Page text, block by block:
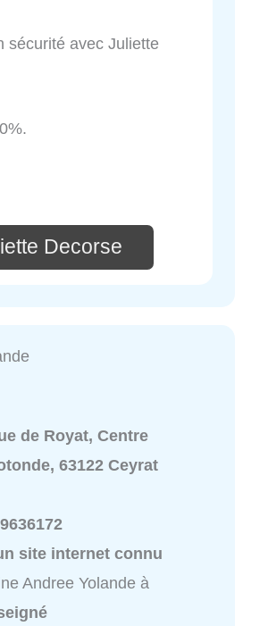
sécurité avec Juliette
Decorse
de Royat, Centre
63122 Ceyrat
site internet connu
Andree Yolande à